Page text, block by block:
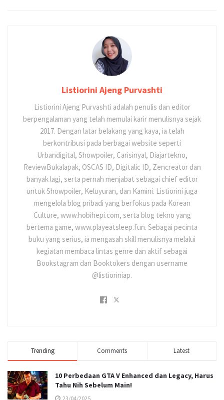
Listiorini Ajeng Purvashti
Listiorini Ajeng Purvashti adalah penulis dan editor
berpengalaman yang telah memulai karir menulisnya sejak
2017. Dengan latar belakang yang kaya, ia telah
berkontribusi pada berbagai website seperti
Urbandigital, Showpoiler, Carisinyal, Diajartekno,
ReviewBukalapak, OSCAS ID, Digitalic ID, Zencreator dan
banyak lagi, serta pernah menjabat sebagai chief editor
untuk Showpoiler, Keluyuran, dan Kamini. Listiorini juga
mengelola blog pribadi yang berfokus pada Korean
Culture, www.hobihepi.com, serta blog tekno yang
bertema game, www.playeatsleep.fun. Sebagai pecinta
buku yang serius, ia mengasah skill menulisnya melalui
kegiatan membaca lintas genre dan aktif sebagai
Bookstagram dan Booktokers dengan username
@listioriniap.
Trending Comments Latest
10 Perbedaan GTA V Enhanced dan Legacy, Harus
Tahu Nih Sebelum Main!
23/04/2025